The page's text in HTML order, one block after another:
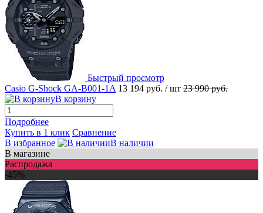
Быстрый просмотр
Casio G-Shock GA-B001-1A 13 194 руб. / шт 23 990 руб.
В корзину
Подробнее
Купить в 1 клик Сравнение
В избранное
В наличии
В магазине
Распродажа
-45%